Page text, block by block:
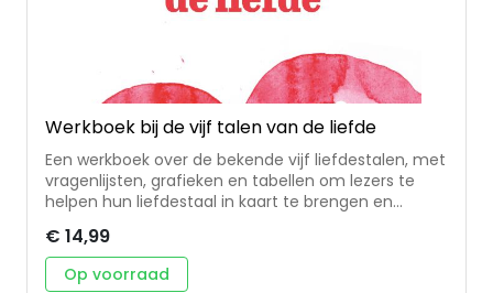
Werkboek bij de vijf talen van de liefde
Een werkboek over de bekende vijf liefdestalen, met
vragenlijsten, grafieken en tabellen om lezers te
helpen hun liefdestaal in kaart te brengen en
combinatie met een van de andere boeken van
Chapman over de vijf talen van de liefde. Voor
individuen, stellen of kring-/groepsgebruik. Dr. Gary
€ 14,99
Op voorraad